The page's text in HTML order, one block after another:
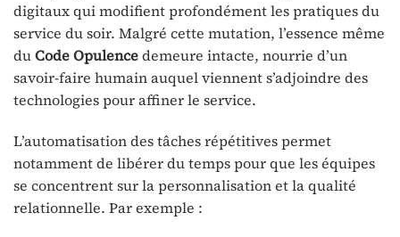
digitaux qui modifient profondément les pratiques du
service du soir. Malgré cette mutation, l’essence même
duCode Opulencedemeure intacte, nourrie d’un
savoir-faire humain auquel viennent s’adjoindre des
technologies pour affiner le service.
L’automatisation des tâches répétitives permet
notamment de libérer du temps pour que les équipes
se concentrent sur la personnalisation et la qualité
relationnelle. Par exemple :